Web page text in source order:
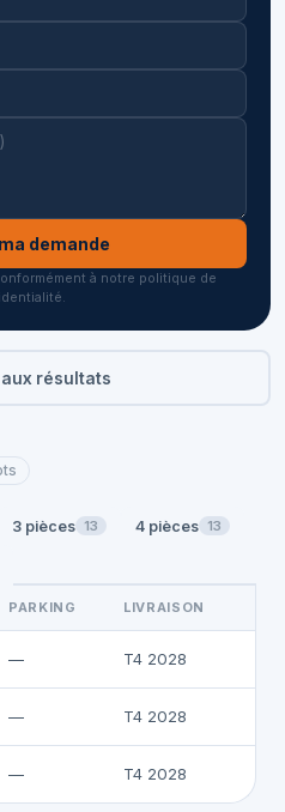
demande
à notre politique de
résultats
3 pièces 13 4 pièces 13
PARKING LIVRAISON
— T4 2028
— T4 2028
— T4 2028